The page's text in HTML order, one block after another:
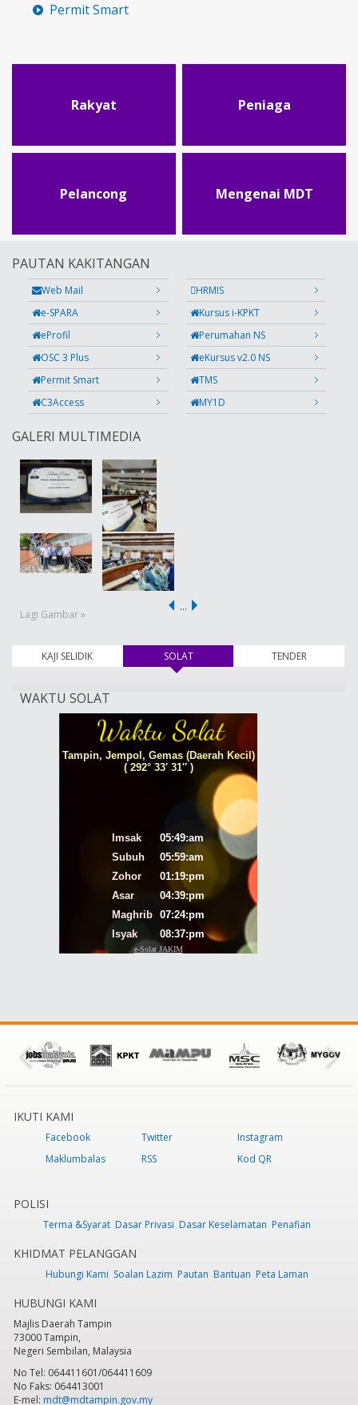
Permit Smart
Rakyat Peniaga
Pelancong Mengenai MDT
PAUTAN KAKITANGAN
Web Mail
HRMIS
e-SPARA
Kursus i-KPKT
eProfil
Perumahan NS
OSC 3 Plus
eKursus v2.0 NS
Permit Smart
TMS
C3Access
MY1D
GALERI MULTIMEDIA
Lagi Gambar »
…
KAJI SELIDIK SOLAT(tab aktif) TENDER
WAKTU SOLAT
IKUTI KAMI
Facebook Twitter
Instagram
Maklumbalas
RSS Kod QR
POLISI
Terma &Syarat Dasar Privasi Dasar Keselamatan Penafian
KHIDMAT PELANGGAN
Hubungi Kami Soalan Lazim Pautan Bantuan Peta Laman
HUBUNGI KAMI
Majlis Daerah Tampin
73000 Tampin,
Negeri Sembilan, Malaysia
No Tel: 064411601/064411609
No Faks: 064413001
E-mel: mdt@mdtampin.gov.my